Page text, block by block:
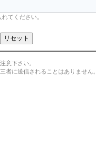
てください。
意下さい。
に送信されることはありません。